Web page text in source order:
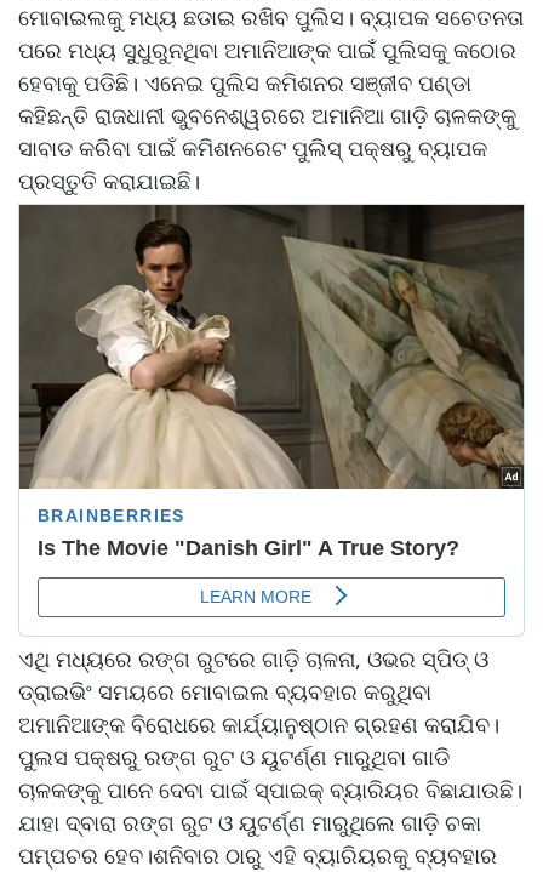
ମୋବାଇଲକୁ ମଧ୍ୟ ଛଡାଇ ରଖିବ ପୁଲିସ। ବ୍ୟାପକ ସଚେତନତା
ପରେ ମଧ୍ୟ ସୁଧୁରୁନଥିବା ଅମାନିଆଙ୍କ ପାଇଁ ପୁଲିସକୁ କଠୋର
ହେବାକୁ ପଡିଛି। ଏନେଇ ପୁଲିସ କମିଶନର ସଞ୍ଜୀବ ପଣ୍ଡା
କହିଛନ୍ତି ରାଜଧାନୀ ଭୁବନେଶ୍ୱରରେ ଅମାନିଆ ଗାଡ଼ି ଚାଳକଙ୍କୁ
ସାବାଡ କରିବା ପାଇଁ କମିଶନରେଟ ପୁଲିସ୍‌ ପକ୍ଷରୁ ବ୍ୟାପକ
ପ୍ରସ୍ତୁତି କରାଯାଇଛି।
ଏଥି ମଧ୍ୟରେ ରଙ୍ଗ ରୁଟରେ ଗାଡ଼ି ଚାଳନା, ଓଭର ସ୍ପିଡ୍‌ ଓ
ଡ୍ରାଇଭିଂ ସମୟରେ ମୋବାଇଲ ବ୍ୟବହାର କରୁଥିବା
ଅମାନିଆଙ୍କ ବିରୋଧରେ କାର୍ଯ୍ୟାନୁଷ୍ଠାନ ଗ୍ରହଣ କରାଯିବ।
ପୁଲସ ପକ୍ଷରୁ ରଙ୍ଗ ରୁଟ ଓ ୟୁଟର୍ଣ୍ଣ ମାରୁଥିବା ଗାଡି
ଚାଳକଙ୍କୁ ପାନେ ଦେବା ପାଇଁ ସ୍ପାଇକ୍‌ ବ୍ୟାରିୟର ବିଛାଯାଉଛି।
ଯାହା ଦ୍ବାରା ରଙ୍ଗ ରୁଟ ଓ ୟୁଟର୍ଣ୍ଣ ମାରୁଥିଲେ ଗାଡ଼ି ଚକା
ପମ୍ପଚର ହେବ।ଶନିବାର ଠାରୁ ଏହି ବ୍ୟାରିୟରକୁ ବ୍ୟବହାର